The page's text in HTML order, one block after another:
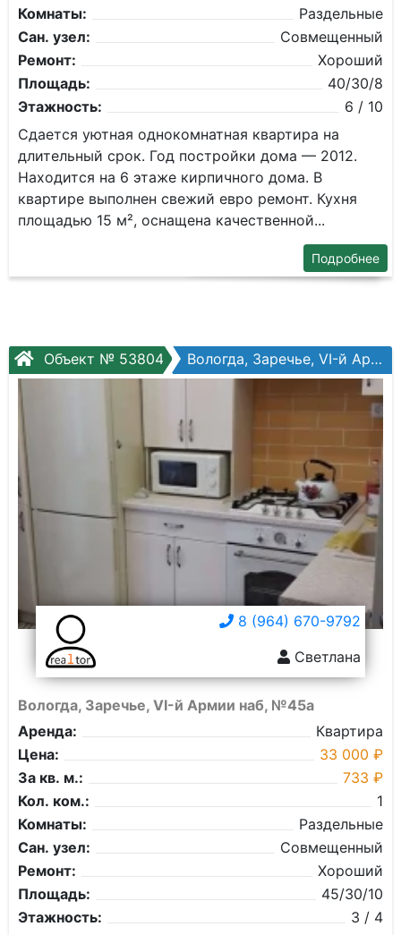
Комнаты:
Раздельные
Сан. узел:
Совмещенный
Ремонт:
Хороший
Площадь:
40/30/8
Этажность:
6 / 10
Сдается уютная однокомнатная квартира на
длительный срок. Год постройки дома — 2012.
Находится на 6 этаже кирпичного дома. В
квартире выполнен свежий евро ремонт. Кухня
площадью 15 м², оснащена качественной...
Подробнее
Объект № 53804 Вологда, Заречье, VI-й Армии наб, №45а
8 (964) 670-9792
Светлана
Вологда, Заречье, VI-й Армии наб, №45а
Аренда:
Квартира
Цена:
33 000 ₽
За кв. м.:
733 ₽
Кол. ком.:
1
Комнаты:
Раздельные
Сан. узел:
Совмещенный
Ремонт:
Хороший
Площадь:
45/30/10
Этажность:
3 / 4